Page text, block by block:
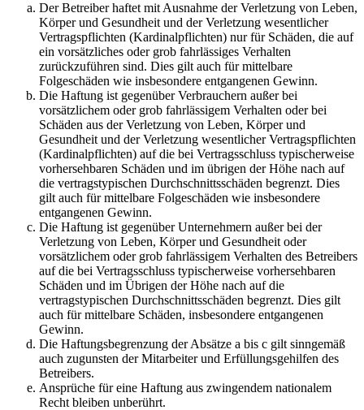
Der Betreiber haftet mit Ausnahme der Verletzung von Leben,
Körper und Gesundheit und der Verletzung wesentlicher
Vertragspflichten (Kardinalpflichten) nur für Schäden, die auf
ein vorsätzliches oder grob fahrlässiges Verhalten
zurückzuführen sind. Dies gilt auch für mittelbare
Folgeschäden wie insbesondere entgangenen Gewinn.
Die Haftung ist gegenüber Verbrauchern außer bei
vorsätzlichem oder grob fahrlässigem Verhalten oder bei
Schäden aus der Verletzung von Leben, Körper und
Gesundheit und der Verletzung wesentlicher Vertragspflichten
(Kardinalpflichten) auf die bei Vertragsschluss typischerweise
vorhersehbaren Schäden und im übrigen der Höhe nach auf
die vertragstypischen Durchschnittsschäden begrenzt. Dies
gilt auch für mittelbare Folgeschäden wie insbesondere
entgangenen Gewinn.
Die Haftung ist gegenüber Unternehmern außer bei der
Verletzung von Leben, Körper und Gesundheit oder
vorsätzlichem oder grob fahrlässigem Verhalten des Betreibers
auf die bei Vertragsschluss typischerweise vorhersehbaren
Schäden und im Übrigen der Höhe nach auf die
vertragstypischen Durchschnittsschäden begrenzt. Dies gilt
auch für mittelbare Schäden, insbesondere entgangenen
Gewinn.
Die Haftungsbegrenzung der Absätze a bis c gilt sinngemäß
auch zugunsten der Mitarbeiter und Erfüllungsgehilfen des
Betreibers.
Ansprüche für eine Haftung aus zwingendem nationalem
Recht bleiben unberührt.